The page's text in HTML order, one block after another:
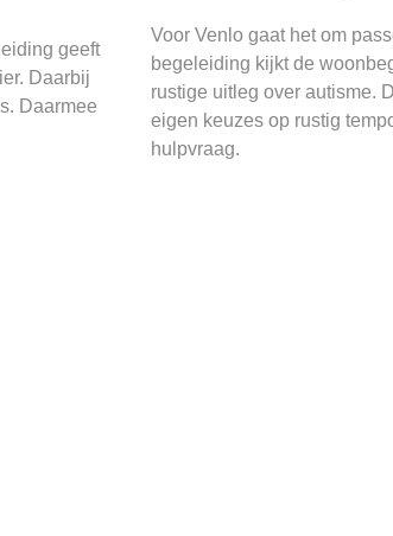
geeft
Daarbij
Daarmee
Voor Venlo gaat het om
begeleiding kijkt de
rustige uitleg over autisme.
eigen keuzes op rustig
hulpvraag.